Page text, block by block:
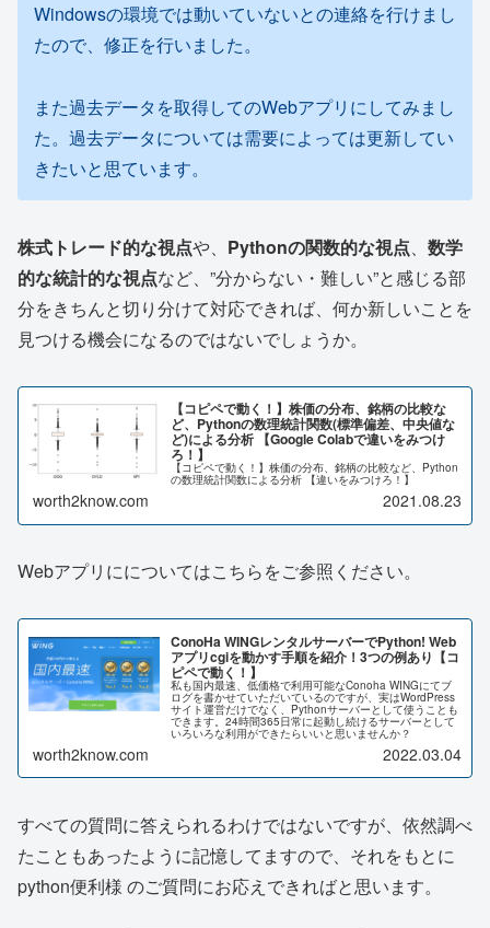
Windowsの環境では動いていないとの連絡を行けまし
たので、修正を行いました。
また過去データを取得してのWebアプリにしてみまし
た。過去データについては需要によっては更新してい
きたいと思ています。
株式トレード的な視点や、 Pythonの関数的な視点、 数学
的な統計的な視点など、”分からない・難しい”と感じる部
分をきちんと切り分けて対応できれば、何か新しいことを
見つける機会になるのではないでしょうか。
【コピペで動く！】株価の分布、銘柄の比較な
ど、Pythonの数理統計関数(標準偏差、中央値な
ど)による分析 【Google Colabで違いをみつけ
ろ！】
【コピペで動く！】株価の分布、銘柄の比較など、Python
の数理統計関数による分析 【違いをみつけろ！】
worth2know.com 2021.08.23
Webアプリにについてはこちらをご参照ください。
ConoHa WINGレンタルサーバーでPython! Web
アプリcgiを動かす手順を紹介！3つの例あり【コ
ピペで動く！】
私も国内最速、低価格で利用可能なConoha WINGにてブ
ログを書かせていただいているのですが、実はWordPress
サイト運営だけでなく、Pythonサーバーとして使うことも
できます。24時間365日常に起動し続けるサーバーとして
いろいろな利用ができたらいいと思いませんか？
worth2know.com 2022.03.04
すべての質問に答えられるわけではないですが、依然調べ
たこともあったように記憶してますので、それをもとに
python便利様 のご質問にお応えできればと思います。